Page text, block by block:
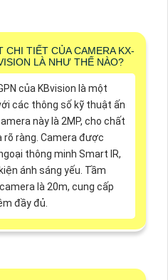
TIẾT CỦA CAMERA KX-
LÀ NHƯ THẾ NÀO?
của KBvision là một
các thông số kỹ thuật ấn
này là 2MP, cho chất
rõ ràng. Camera được
thông minh Smart IR,
ánh sáng yếu. Tầm
là 20m, cung cấp
đầy đủ.